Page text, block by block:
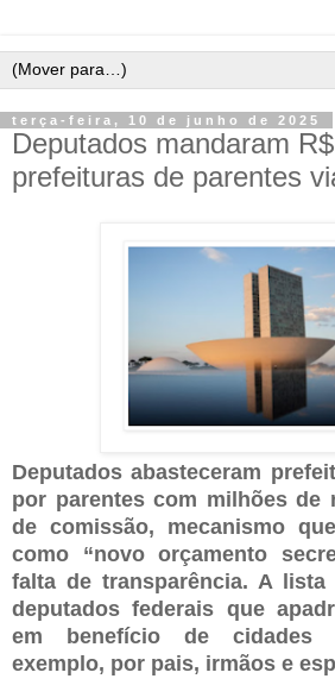
terça-feira, 10 de junho de 2025
Deputados mandaram
prefeituras de parentes
Deputados abasteceram
por parentes com milhões de
de comissão, mecanismo
como “novo orçamento
falta de transparência. A
deputados federais que
em benefício de cidades
exemplo, por pais, irmãos e